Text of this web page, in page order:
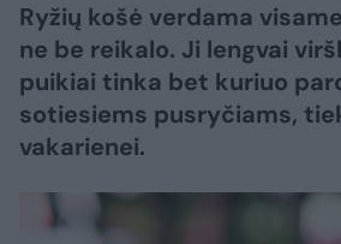
Ryžių košė verdama
ne be reikalo. Ji lengvai
puikiai tinka bet kuriuo
sotiesiems pusryčiams,
vakarienei.